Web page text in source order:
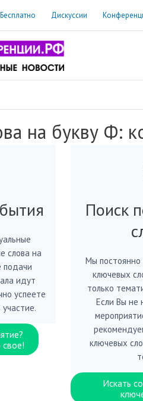
Бесплатно Дискуссии
на букву Ф:
слова на
подачи
идут
успеете
Поиск
Мы постоянно
ключевых
только
Если Вы не
ключевых
Искать